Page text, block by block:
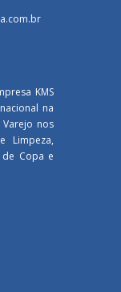
KMS
na
nos
Limpeza,
de Copa e